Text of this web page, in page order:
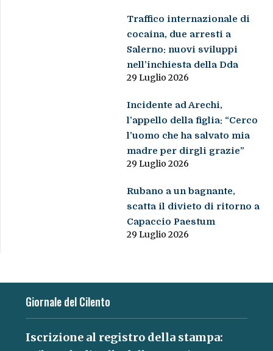
Traffico internazionale di
cocaina, due arresti a
Salerno: nuovi sviluppi
nell’inchiesta della Dda
29 Luglio 2026
Incidente ad Arechi,
l’appello della figlia: “Cerco
l’uomo che ha salvato mia
madre per dirgli grazie”
29 Luglio 2026
Rubano a un bagnante,
scatta il divieto di ritorno a
Capaccio Paestum
29 Luglio 2026
Giornale del Cilento
Iscrizione al registro della stampa: